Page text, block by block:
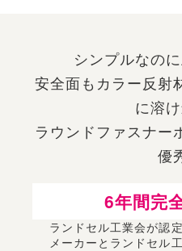
シンプルなの
安全面もカラー反射
に溶
ラウンドファスナー
優
6年間完
ランドセル工業会が認
メーカーとランドセル